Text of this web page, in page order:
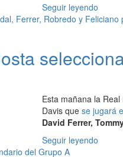
Seguir leyendo
Esta mañana la
Davis que se jugará
David Ferrer,
Seguir leyendo